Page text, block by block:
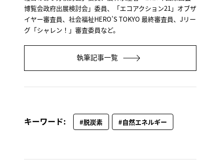
博覧会政府出展検討会」委員、「エコアクション21」オブザ
イヤー審査員、社会福祉HERO’S TOKYO 最終審査員、Jリー
グ「シャレン！」審査委員など。
執筆記事一覧
キーワード: #脱炭素 #自然エネルギー